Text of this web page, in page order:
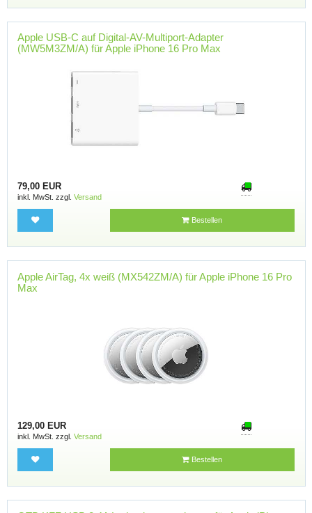
Apple USB-C auf Digital-AV-Multiport-Adapter
(MW5M3ZM/A) für Apple iPhone 16 Pro Max
79,00 EUR
inkl. MwSt. zzgl. Versand
Bestellen
Apple AirTag, 4x weiß (MX542ZM/A) für Apple iPhone 16 Pro
Max
129,00 EUR
inkl. MwSt. zzgl. Versand
Bestellen